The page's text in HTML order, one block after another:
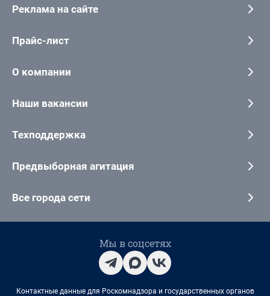
Реклама на сайте
Прайс-лист
О компании
Наши вакансии
Техподдержка
Предвыборная агитация
Все города сети
Мы в соцсетях
Контактные данные для Роскомнадзора и государственных органов